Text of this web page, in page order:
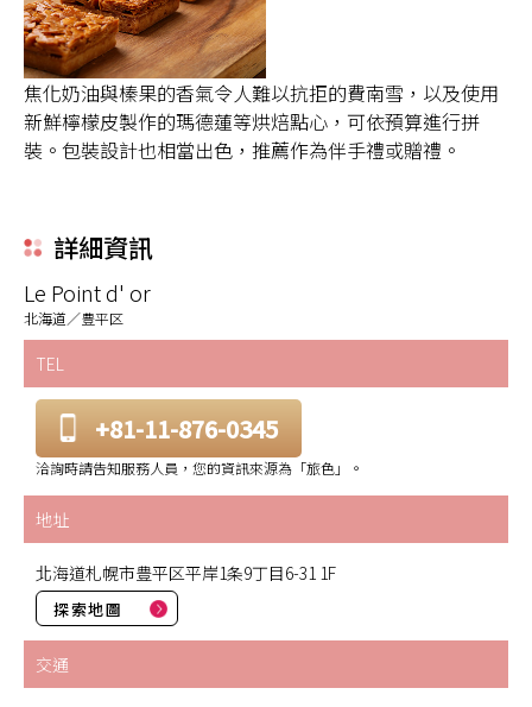
焦化奶油與榛果的香氣令人難以抗拒的費南雪，以及使用
新鮮檸檬皮製作的瑪德蓮等烘焙點心，可依預算進行拼
裝。包裝設計也相當出色，推薦作為伴手禮或贈禮。
詳細資訊
Le Point d' or
北海道／豊平区
TEL
+81-11-876-0345
洽詢時請告知服務人員，您的資訊來源為「旅色」。
地址
北海道札幌市豊平区平岸1条9丁目6-31 1F
探索地圖
交通